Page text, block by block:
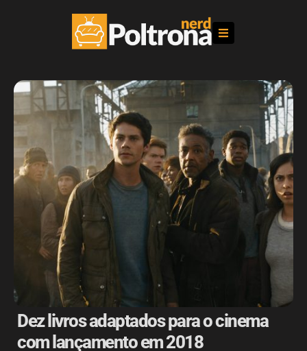
Dez livros adaptados para o cinema
com lançamento em 2018